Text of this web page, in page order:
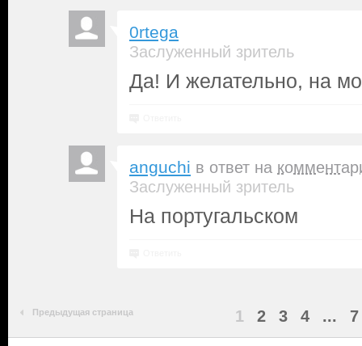
0rtega
Заслуженный зритель
Да! И желательно, на
anguchi в ответ на
Заслуженный зритель
На португальском
Предыдущая страница 1 2 3 4 ... 7